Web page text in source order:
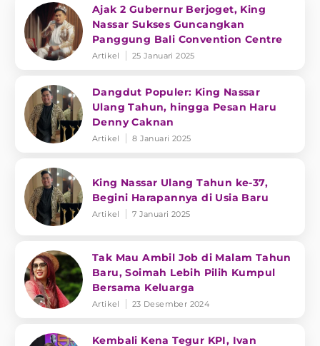
Ajak 2 Gubernur Berjoget, King
Nassar Sukses Guncangkan
Panggung Bali Convention Centre
Artikel 25 Januari 2025
Dangdut Populer: King Nassar
Ulang Tahun, hingga Pesan Haru
Denny Caknan
Artikel 8 Januari 2025
King Nassar Ulang Tahun ke-37,
Begini Harapannya di Usia Baru
Artikel 7 Januari 2025
Tak Mau Ambil Job di Malam Tahun
Baru, Soimah Lebih Pilih Kumpul
Bersama Keluarga
Artikel 23 Desember 2024
Kembali Kena Tegur KPI, Ivan